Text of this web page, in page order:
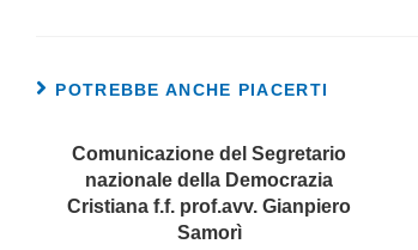
POTREBBE ANCHE PIACERTI
Comunicazione del Segretario
nazionale della Democrazia
Cristiana f.f. prof.avv. Gianpiero
Samorì